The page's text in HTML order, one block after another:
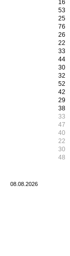
16
53
25
76
26
22
33
44
30
32
52
42
29
38
33
47
40
22
30
48
08.08.2026